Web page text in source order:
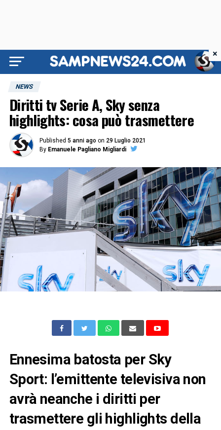
NEWS
Diritti tv Serie A, Sky senza
highlights: cosa può trasmettere
Published 5 anni ago on 29 Luglio 2021
By Emanuele Pagliano Migliardi
Ennesima batosta per Sky
Sport: l’emittente televisiva non
avrà neanche i diritti per
trasmettere gli highlights della
×